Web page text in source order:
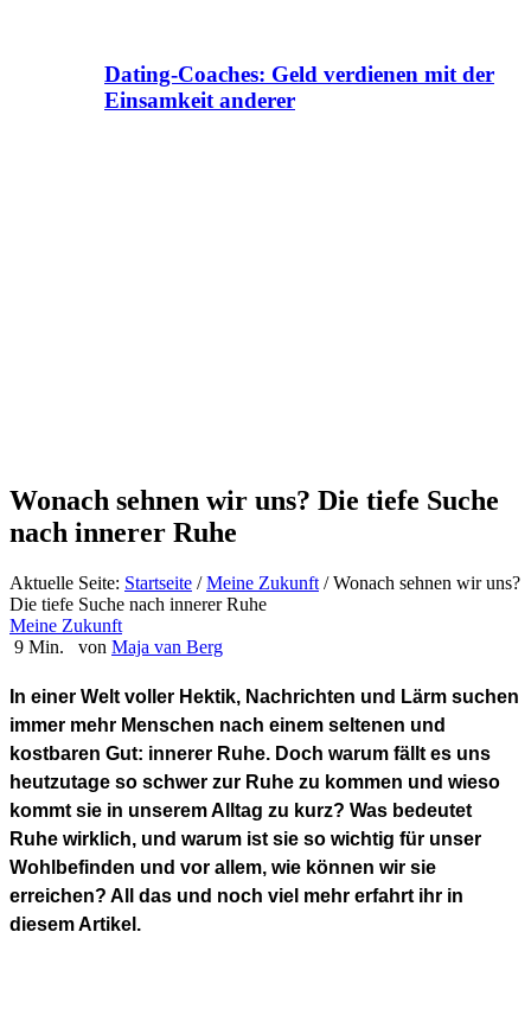
Dating-Coaches: Geld verdienen mit der
Einsamkeit anderer
Wonach sehnen wir uns? Die tiefe Suche
nach innerer Ruhe
Aktuelle Seite: Startseite / Meine Zukunft /Wonach sehnen wir uns?
Die tiefe Suche nach innerer Ruhe
Meine Zukunft
9 Min.
von Maja van Berg
In einer Welt voller Hektik, Nachrichten und Lärm suchen
immer mehr Menschen nach einem seltenen und
kostbaren Gut: innerer Ruhe. Doch warum fällt es uns
heutzutage so schwer zur Ruhe zu kommen und wieso
kommt sie in unserem Alltag zu kurz? Was bedeutet
Ruhe wirklich, und warum ist sie so wichtig für unser
Wohlbefinden und vor allem, wie können wir sie
erreichen? All das und noch viel mehr erfahrt ihr in
diesem Artikel.